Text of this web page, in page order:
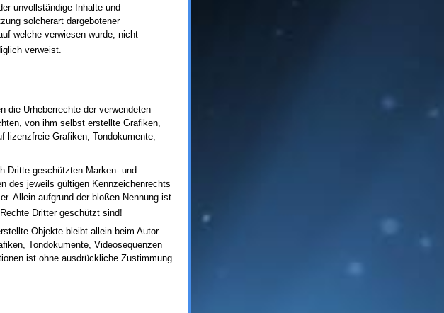
unvollständige Inhalte und
solcherart dargebotener
welche verwiesen wurde, nicht
verweist.
die Urheberrechte der verwendeten
von ihm selbst erstellte Grafiken,
lizenzfreie Grafiken, Tondokumente,
Dritte geschützten Marken- und
des jeweils gültigen Kennzeichenrechts
Allein aufgrund der bloßen Nennung ist
Dritter geschützt sind!
Objekte bleibt allein beim Autor
Tondokumente, Videosequenzen
ist ohne ausdrückliche Zustimmung